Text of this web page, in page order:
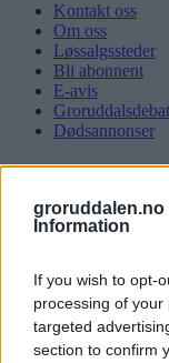
groruddalen.no
Information
If you wish to opt-
processing of
targeted
section to confirm
Kontakt oss
Om oss
Løssalgssteder
Bli abonnent
E-avis
Dødsannonser
Miljøforum
Om GM
Saker
Høringsuttalelser
Innmelding
Kundeservice